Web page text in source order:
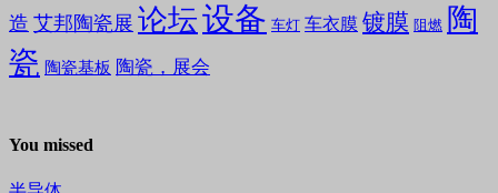
造 艾邦陶瓷展 论坛设备 车灯 车衣膜 镀膜 阻燃 陶
瓷 陶瓷基板 陶瓷，展会
You missed